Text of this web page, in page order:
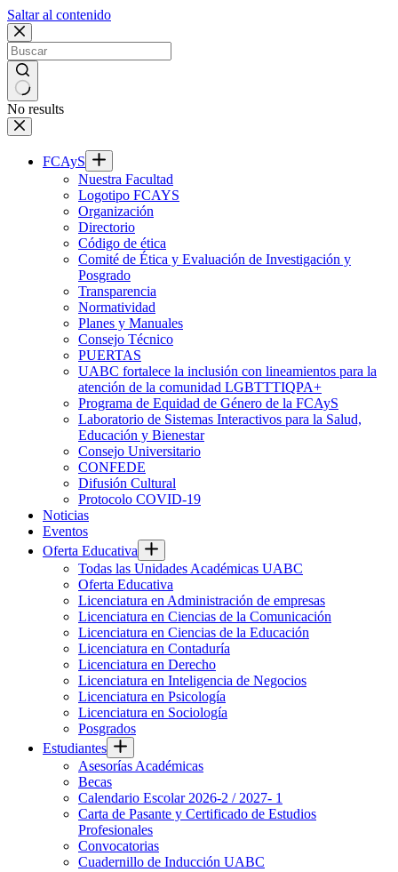
Saltar al contenido
No results
FCAyS
Nuestra Facultad
Logotipo FCAYS
Organización
Directorio
Código de ética
Comité de Ética y Evaluación de Investigación y
Posgrado
Transparencia
Normatividad
Planes y Manuales
Consejo Técnico
PUERTAS
UABC fortalece la inclusión con lineamientos para la
atención de la comunidad LGBTTTIQPA+
Programa de Equidad de Género de la FCAyS
Laboratorio de Sistemas Interactivos para la Salud,
Educación y Bienestar
Consejo Universitario
CONFEDE
Difusión Cultural
Protocolo COVID-19
Noticias
Eventos
Oferta Educativa
Todas las Unidades Académicas UABC
Oferta Educativa
Licenciatura en Administración de empresas
Licenciatura en Ciencias de la Comunicación
Licenciatura en Ciencias de la Educación
Licenciatura en Contaduría
Licenciatura en Derecho
Licenciatura en Inteligencia de Negocios
Licenciatura en Psicología
Licenciatura en Sociología
Posgrados
Estudiantes
Asesorías Académicas
Becas
Calendario Escolar 2026-2 / 2027- 1
Carta de Pasante y Certificado de Estudios
Profesionales
Convocatorias
Cuadernillo de Inducción UABC